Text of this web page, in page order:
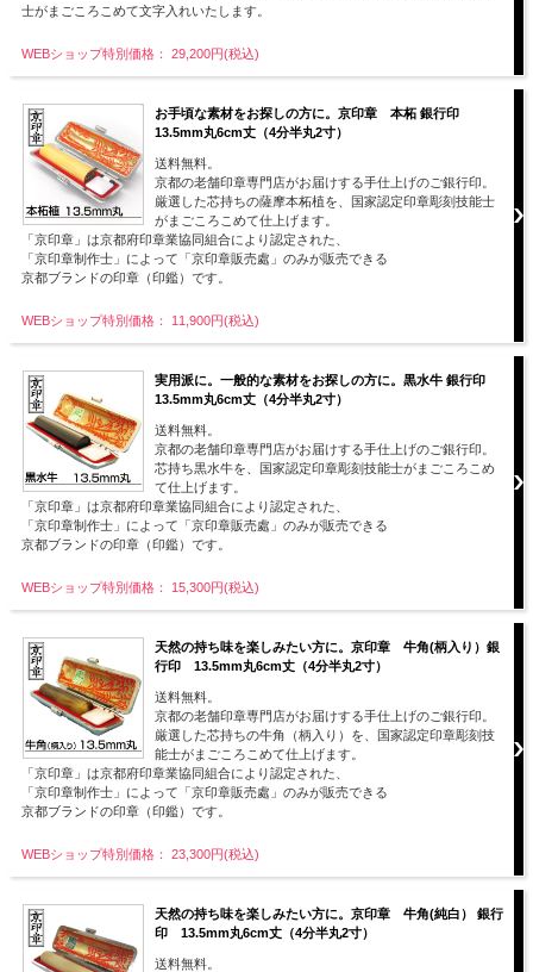
士がまごころこめて文字入れいたします。
WEBショップ特別価格： 29,200円(税込)
お手頃な素材をお探しの方に。京印章 本柘 銀行印
13.5mm丸6cm丈（4分半丸2寸）
送料無料。
京都の老舗印章専門店がお届けする手仕上げのご銀行印。
厳選した芯持ちの薩摩本柘植を、国家認定印章彫刻技能士
がまごころこめて仕上げます。
「京印章」は京都府印章業協同組合により認定された、
「京印章制作士」によって「京印章販売處」のみが販売できる
京都ブランドの印章（印鑑）です。
WEBショップ特別価格： 11,900円(税込)
実用派に。一般的な素材をお探しの方に。黒水牛 銀行印
13.5mm丸6cm丈（4分半丸2寸）
送料無料。
京都の老舗印章専門店がお届けする手仕上げのご銀行印。
芯持ち黒水牛を、国家認定印章彫刻技能士がまごころこめ
て仕上げます。
「京印章」は京都府印章業協同組合により認定された、
「京印章制作士」によって「京印章販売處」のみが販売できる
京都ブランドの印章（印鑑）です。
WEBショップ特別価格： 15,300円(税込)
天然の持ち味を楽しみたい方に。京印章 牛角(柄入り）銀
行印 13.5mm丸6cm丈（4分半丸2寸）
送料無料。
京都の老舗印章専門店がお届けする手仕上げのご銀行印。
厳選した芯持ちの牛角（柄入り）を、国家認定印章彫刻技
能士がまごころこめて仕上げます。
「京印章」は京都府印章業協同組合により認定された、
「京印章制作士」によって「京印章販売處」のみが販売できる
京都ブランドの印章（印鑑）です。
WEBショップ特別価格： 23,300円(税込)
天然の持ち味を楽しみたい方に。京印章 牛角(純白） 銀行
印 13.5mm丸6cm丈（4分半丸2寸）
送料無料。